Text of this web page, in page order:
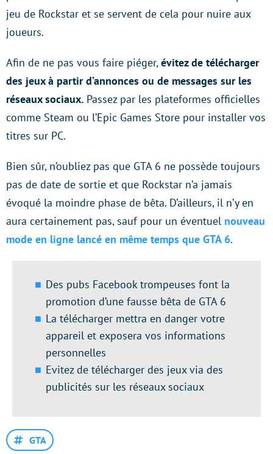
jeu de Rockstar et se servent de cela pour nuire aux
joueurs.
Afin de ne pas vous faire piéger,évitez de télécharger
des jeux à partir d’annonces ou de messages sur les
réseaux sociaux. Passez par les plateformes officielles
comme Steam ou l’Epic Games Store pour installer vos
titres sur PC.
Bien sûr, n’oubliez pas que GTA 6 ne possède toujours
pas de date de sortie et que Rockstar n’a jamais
évoqué la moindre phase de bêta. D’ailleurs, il n’y en
aura certainement pas, sauf pour un éventuel nouveau
mode en ligne lancé en même temps que GTA 6.
Des pubs Facebook trompeuses font la
promotion d’une fausse bêta de GTA 6
La télécharger mettra en danger votre
appareil et exposera vos informations
personnelles
Evitez de télécharger des jeux via des
publicités sur les réseaux sociaux
GTA